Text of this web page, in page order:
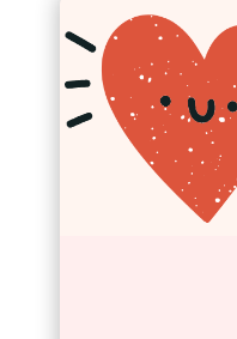
傷直
和
包括
發展
有